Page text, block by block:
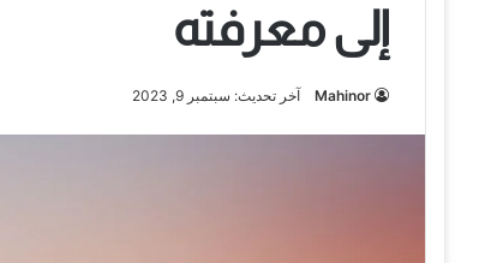
إلى معرفته
Mahinor آخر تحديث: سبتمبر 9, 2023